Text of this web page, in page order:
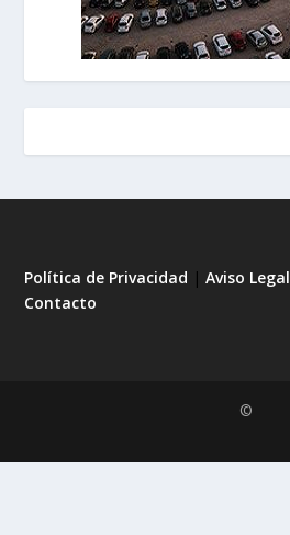
Política de Privacidad |Aviso Legal
Contacto
©